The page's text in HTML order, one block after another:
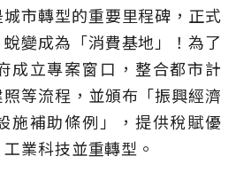
市轉型的重要里程碑，正式
變成為「消費基地」！為了
成立專案窗口，整合都市計
等流程，並頒布「振興經濟
施補助條例」，提供稅賦優
業科技並重轉型。